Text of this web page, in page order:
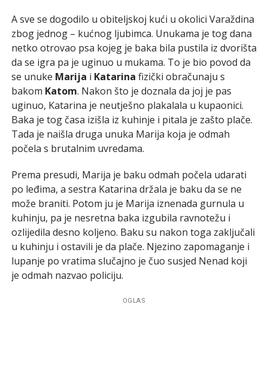
A sve se dogodilo u obiteljskoj kući u okolici Varaždina
zbog jednog – kućnog ljubimca. Unukama je tog dana
netko otrovao psa kojeg je baka bila pustila iz dvorišta
da se igra pa je uginuo u mukama. To je bio povod da
se unuke Marija i Katarina fizički obračunaju s
bakom Katom. Nakon što je doznala da joj je pas
uginuo, Katarina je neutješno plakalala u kupaonici.
Baka je tog časa izišla iz kuhinje i pitala je zašto plače.
Tada je naišla druga unuka Marija koja je odmah
počela s brutalnim uvredama.
Prema presudi, Marija je baku odmah počela udarati
po leđima, a sestra Katarina držala je baku da se ne
može braniti. Potom ju je Marija iznenada gurnula u
kuhinju, pa je nesretna baka izgubila ravnotežu i
ozlijedila desno koljeno. Baku su nakon toga zaključali
u kuhinju i ostavili je da plače. Njezino zapomaganje i
lupanje po vratima slučajno je čuo susjed Nenad koji
je odmah nazvao policiju.
OGLAS